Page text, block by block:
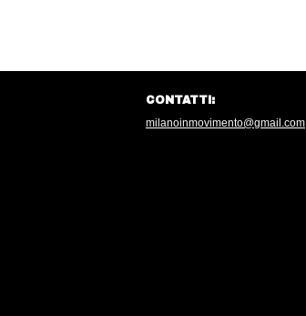
CONTATTI:
milanoinmovimento@gmail.com